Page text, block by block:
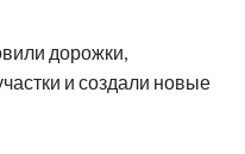
дорожки,
и создали новые